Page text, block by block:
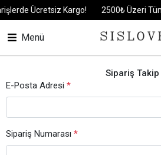
Ücretsiz Kargo! 2500₺ Üzeri
Menü
Sipariş Takip
E-Posta Adresi *
Sipariş Numarası *